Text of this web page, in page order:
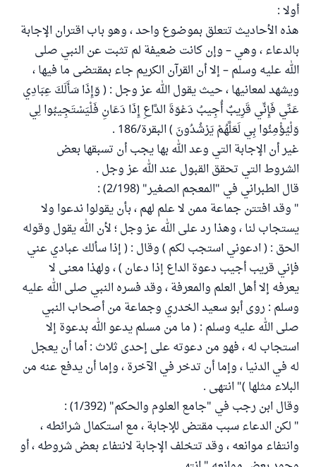
أولا :
هذه الأحاديث تتعلق بموضوع واحد ، وهو باب اقتران الإجابة
بالدعاء ، وهي – وإن كانت ضعيفة لم تثبت عن النبي صلى
الله عليه وسلم – إلا أن القرآن الكريم جاء بمقتضى ما فيها ،
ويشهد لمعانيها ، حيث يقول الله عز وجل : ( وَإِذَا سَأَلَكَ عِبَادِي
عَنِّي فَإِنِّي قَرِيبٌ أُجِيبُ دَعْوَةَ الدَّاعِ إِذَا دَعَانِ فَلْيَسْتَجِيبُوا لِي
وَلْيُؤْمِنُوا بِي لَعَلَّهُمْ يَرْشُدُونَ ) البقرة/186 .
غير أن الإجابة التي وعد الله بها يجب أن تسبقها بعض
الشروط التي تحقق القبول عند الله عز وجل .
قال الطبراني في "المعجم الصغير" (2/198) :
" وقد افتتن جماعة ممن لا علم لهم ، بأن يقولوا ندعوا ولا
يستجاب لنا ، وهذا رد على الله عز وجل ؛ لأن الله يقول وقوله
الحق : ( ادعوني استجب لكم ) وقال : ( إذا سألك عبادي عني
فإني قريب أجيب دعوة الداع إذا دعان ) ، ولهذا معنى لا
يعرفه إلا أهل العلم والمعرفة ، وقد فسره النبي صلى الله عليه
وسلم : روى أبو سعيد الخدري وجماعة من أصحاب النبي
صلى الله عليه وسلم : ( ما من مسلم يدعو الله بدعوة إلا
استجاب له ، فهو من دعوته على إحدى ثلاث : أما أن يعجل
له في الدنيا ، وإما أن تدخر في الآخرة ، وإما أن يدفع عنه من
البلاء مثلها )" انتهى .
وقال ابن رجب في "جامع العلوم والحكم" (1/392) :
" لكن الدعاء سبب مقتض للإجابة ، مع استكمال شرائطه ،
وانتفاء موانعه ، وقد تتخلف الإجابة لانتفاء بعض شروطه ، أو